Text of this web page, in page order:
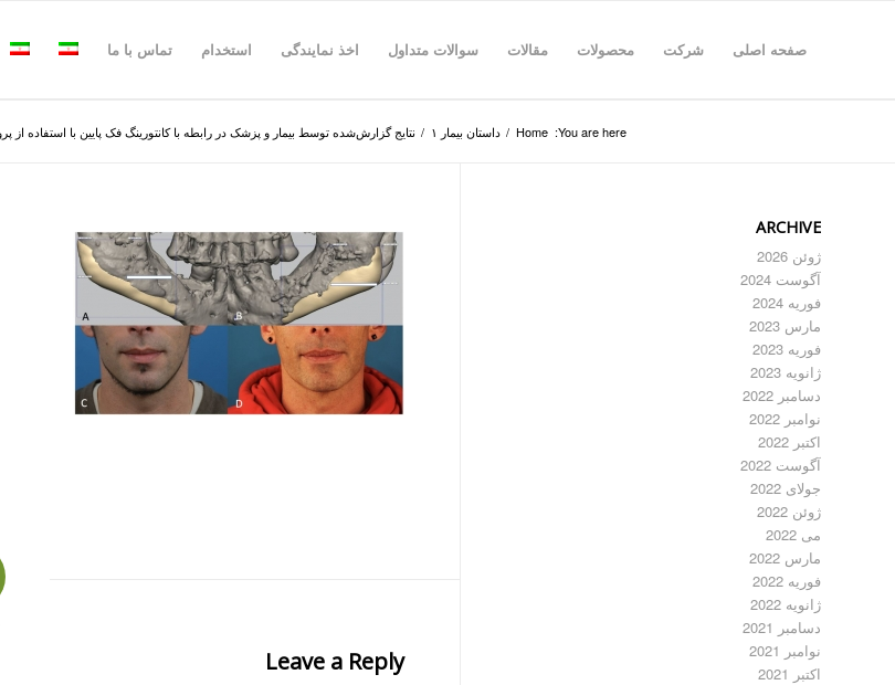
صفحه اصلی شرکت محصولات مقالات سوالات متداول اخذ نمایندگی استخدام تماس با ما
You are here:
Home
/ داستان بیمار ۱ / نتایج گزارش‌شده توسط بیمار و پزشک در رابطه با کانتورینگ فک پایین با
Leave a Reply
ARCHIVE
ژوئن 2026
آگوست 2024
فوریه 2024
مارس 2023
فوریه 2023
ژانویه 2023
دسامبر 2022
نوامبر 2022
اکتبر 2022
آگوست 2022
جولای 2022
ژوئن 2022
می 2022
مارس 2022
فوریه 2022
ژانویه 2022
دسامبر 2021
نوامبر 2021
اکتبر 2021